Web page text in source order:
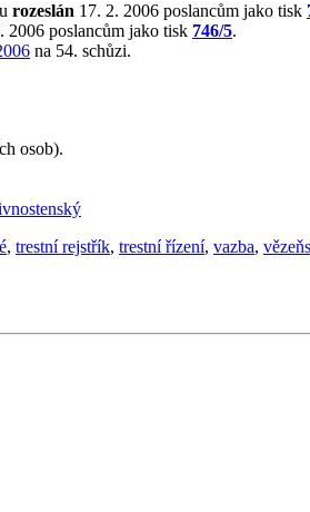
rozeslán 17. 2. 2006 poslancům jako tisk
2006 poslancům jako tisk 746/5.
na 54. schůzi.
osob).
, trestní rejstřík, trestní řízení, vazba,